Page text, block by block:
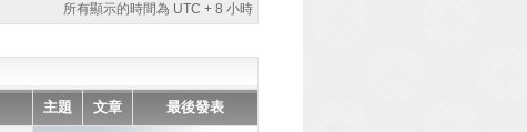
所有顯示的時間為 UTC + 8 小時
主題 文章 最後發表